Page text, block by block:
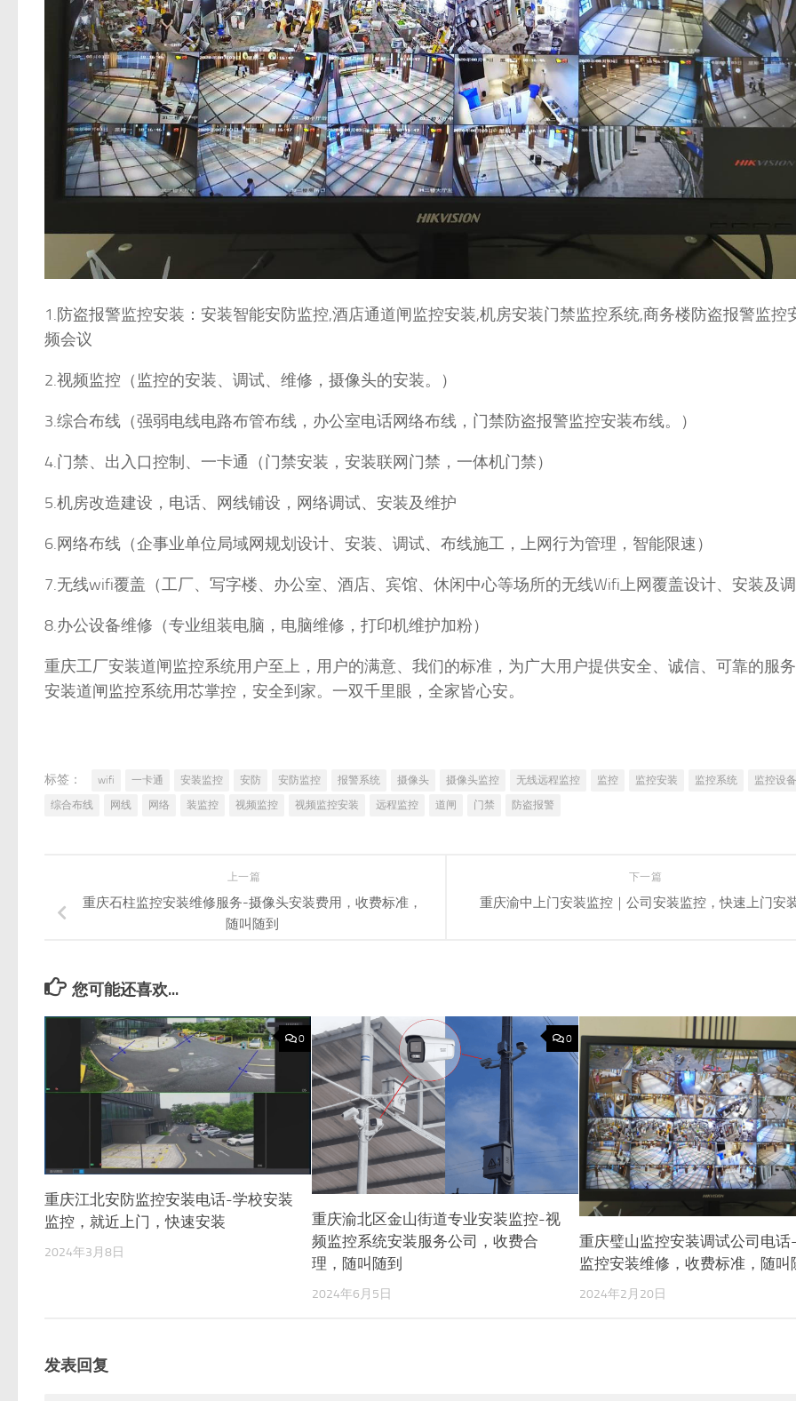
1.防盗报警监控安装：安装智能安防监控,酒店通道闸监控安装,机房安装门禁监控系统,商务楼防盗报警监控
频会议
2.视频监控（监控的安装、调试、维修，摄像头的安装。）
3.综合布线（强弱电线电路布管布线，办公室电话网络布线，门禁防盗报警监控安装布线。）
4.门禁、出入口控制、一卡通（门禁安装，安装联网门禁，一体机门禁）
5.机房改造建设，电话、网线铺设，网络调试、安装及维护
6.网络布线（企事业单位局域网规划设计、安装、调试、布线施工，上网行为管理，智能限速）
7.无线wifi覆盖（工厂、写字楼、办公室、酒店、宾馆、休闲中心等场所的无线Wifi上网覆盖设计、安装及
8.办公设备维修（专业组装电脑，电脑维修，打印机维护加粉）
重庆工厂安装道闸监控系统用户至上，用户的满意、我们的标准，为广大用户提供安全、诚信、可靠的服
安装道闸监控系统用芯掌控，安全到家。一双千里眼，全家皆心安。
标签： wifi 一卡通 安装监控 安防 安防监控 报警系统 摄像头 摄像头监控 无线远程监控 监控 监控安装 监控系统
监控设备
综合布线
网线 网络 装监控 视频监控 视频监控安装 远程监控 道闸 门禁 防盗报警
下一篇
重庆渝中上门安装监控｜公司安装监控，快速上门安
上一篇
重庆石柱监控安装维修服务-摄像头安装费用，收费标准，
随叫随到
您可能还喜欢...
0
重庆江北安防监控安装电话-学校安装
监控，就近上门，快速安装
2024年3月8日
0
重庆渝北区金山街道专业安装监控-视
频监控系统安装服务公司，收费合
理，随叫随到
2024年6月5日
重庆璧山监控安装调试公司电
监控安装维修，收费标准，随叫
2024年2月20日
发表回复